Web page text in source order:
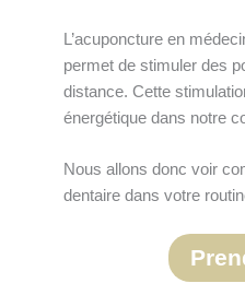
L’acuponcture en
permet de stimuler des
distance. Cette
énergétique dans notre
Nous allons donc voir
dentaire dans votre